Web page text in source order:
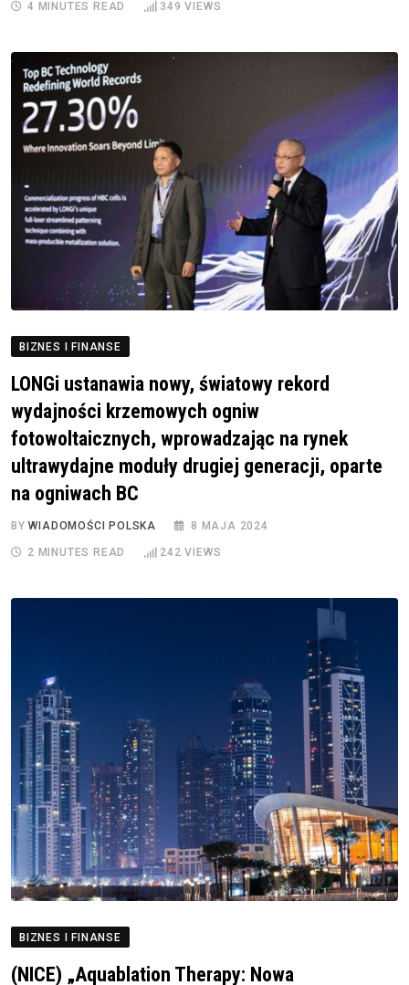
4 MINUTES READ 349 VIEWS
BIZNES I FINANSE
LONGi ustanawia nowy, światowy rekord
wydajności krzemowych ogniw
fotowoltaicznych, wprowadzając na rynek
ultrawydajne moduły drugiej generacji, oparte
na ogniwach BC
BYWIADOMOŚCI POLSKA 8 MAJA 2024
2 MINUTES READ 242 VIEWS
BIZNES I FINANSE
(NICE) „Aquablation Therapy: Nowa